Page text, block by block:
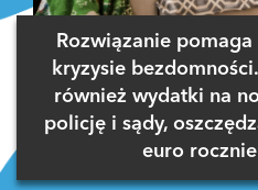
Rozwiązanie
kryzysie
również wydatki na
policję i sądy,
euro